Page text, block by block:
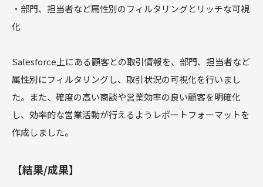
・部門、担当者など属性別のフィルタリングとリッチな可視
化
Salesforce上にある顧客との取引情報を、部門、担当者など
属性別にフィルタリングし、取引状況の可視化を行いまし
た。また、確度の高い商談や営業効率の良い顧客を明確化
し、効率的な営業活動が行えるようレポートフォーマットを
作成しました。
【結果/成果】